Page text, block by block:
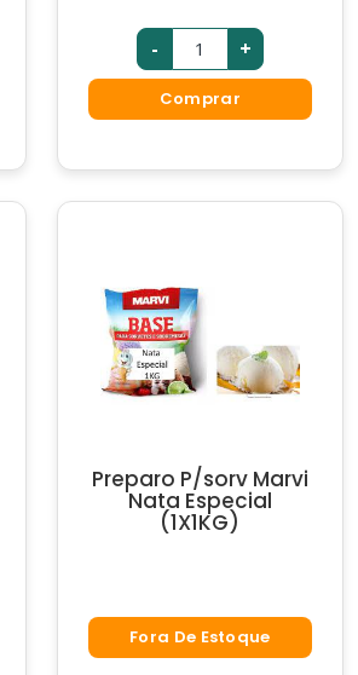
- +
Comprar
Preparo P/sorv Marvi
Nata Especial
(1X1KG)
Fora De Estoque